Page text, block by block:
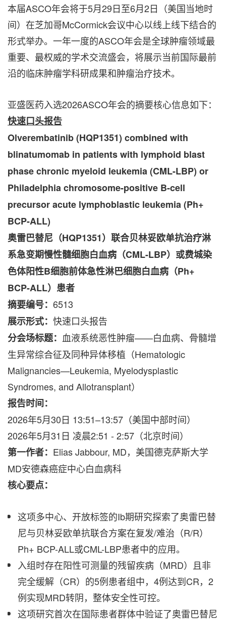
本届ASCO年会将于5月29日至6月2日（美国当地时
间）在芝加哥McCormick会议中心以线上线下结合的
形式举办。一年一度的ASCO年会是全球肿瘤领域最
重要、 最权威的学术交流盛会，将展示当前国际最前
沿的临床肿瘤学科研成果和肿瘤治疗技术。
亚盛医药入选2026ASCO年会的摘要核心信息如下：
快速口头报告
Olverembatinib (HQP1351) combined with
blinatumomab in patients with lymphoid blast
phase chronic myeloid leukemia (CML-LBP) or
Philadelphia chromosome-positive B-cell
precursor acute lymphoblastic leukemia (Ph+
BCP-ALL)
奥雷巴替尼（HQP1351）联合贝林妥欧单抗治疗淋
系急变期慢性髓细胞白血病（CML-LBP）或费城染
色体阳性B细胞前体急性淋巴细胞白血病（Ph+
BCP-ALL）患者
摘要编号： 6513
展示形式： 快速口头报告
分会场标题： 血液系统恶性肿瘤——白血病、骨髓增
生异常综合征及同种异体移植（Hematologic
Malignancies—Leukemia, Myelodysplastic
Syndromes, and Allotransplant）
报告时间：
2026年5月30日 13:51–13:57（美国中部时间）
2026年5月31日 凌晨2:51 - 2:57（北京时间）
第一作者： Elias Jabbour, MD，美国德克萨斯大学
MD安德森癌症中心白血病科
核心要点：
这项多中心、开放标签的Ib期研究探索了奥雷巴替
尼与贝林妥欧单抗联合方案在复发/难治（R/R）
Ph+ BCP-ALL或CML-LBP患者中的应用。
入组时存在阳性可测量的残留疾病（MRD）且非
完全缓解（CR）的5例患者组中，4例达到CR，2
例实现MRD转阴，整体安全性可控。
这项研究首次在国际患者群体中验证了奥雷巴替尼